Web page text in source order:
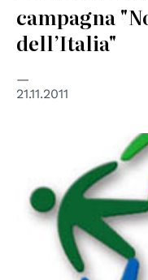
campagna
dell’Italia"
21.11.2011